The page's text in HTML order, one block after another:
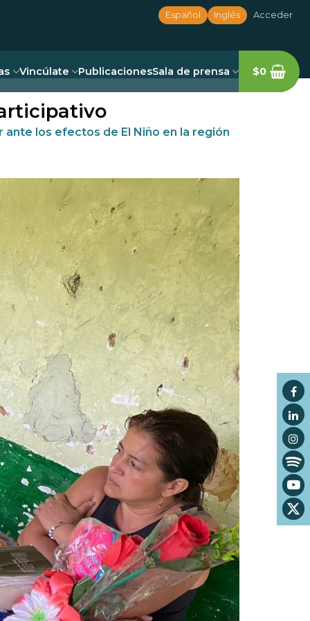
Español Inglés Acceder
Vincúlate PublicacionesSala de prensa $0
los efectos de El Niño en la región